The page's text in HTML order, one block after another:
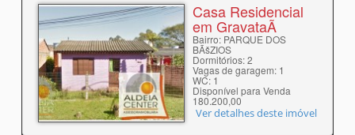
Casa Residencial
em GravataÃ­
Bairro: PARQUE DOS
BÃšZIOS
Dormitórios: 2
Vagas de garagem: 1
WC: 1
Disponível para Venda
180.200,00
Ver detalhes deste imóvel